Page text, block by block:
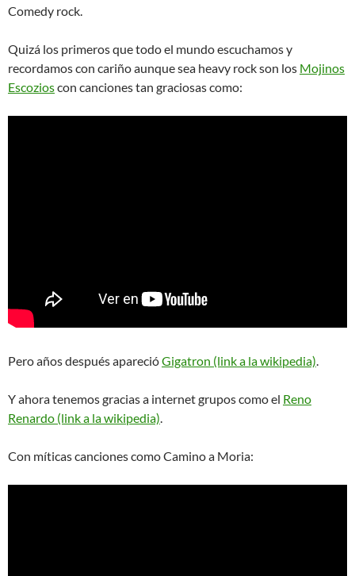
Comedy rock.
Quizá los primeros que todo el mundo escuchamos y
recordamos con cariño aunque sea heavy rock son los Mojinos
Escozioscon canciones tan graciosas como:
Pero años después aparecióGigatron (link a la wikipedia).
Y ahora tenemos gracias a internet grupos como el Reno
Renardo (link a la wikipedia).
Con míticas canciones como Camino a Moria: